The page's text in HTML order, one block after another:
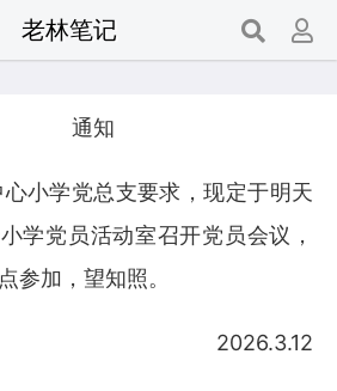
老林笔记
通知
小学党总支要求，现定于明天
学党员活动室召开党员会议，
参加，望知照。
2026.3.12